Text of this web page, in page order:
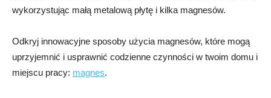
wykorzystując małą metalową płytę i kilka magnesów.
Odkryj innowacyjne sposoby użycia magnesów, które mogą
uprzyjemnić i usprawnić codzienne czynności w twoim domu i
miejscu pracy: magnes.